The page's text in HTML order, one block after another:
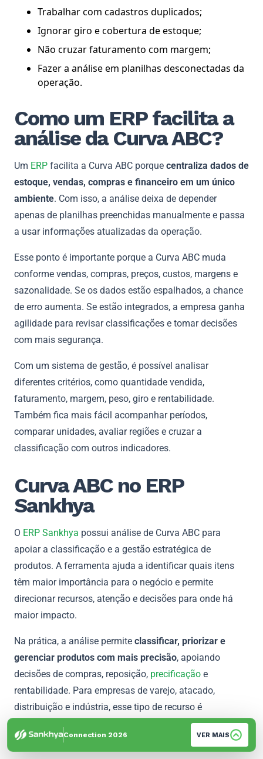
Trabalhar com cadastros duplicados;
Ignorar giro e cobertura de estoque;
Não cruzar faturamento com margem;
Fazer a análise em planilhas desconectadas da
operação.
Como um ERP facilita a
análise da Curva ABC?
Um ERP facilita a Curva ABC porque centraliza dados de
estoque, vendas, compras e financeiro em um único
ambiente. Com isso, a análise deixa de depender
apenas de planilhas preenchidas manualmente e passa
a usar informações atualizadas da operação.
Esse ponto é importante porque a Curva ABC muda
conforme vendas, compras, preços, custos, margens e
sazonalidade. Se os dados estão espalhados, a chance
de erro aumenta. Se estão integrados, a empresa ganha
agilidade para revisar classificações e tomar decisões
com mais segurança.
Com um sistema de gestão, é possível analisar
diferentes critérios, como quantidade vendida,
faturamento, margem, peso, giro e rentabilidade.
Também fica mais fácil acompanhar períodos,
comparar unidades, avaliar regiões e cruzar a
classificação com outros indicadores.
Curva ABC no ERP
Sankhya
O ERP Sankhya possui análise de Curva ABC para
apoiar a classificação e a gestão estratégica de
produtos. A ferramenta ajuda a identificar quais itens
têm maior importância para o negócio e permite
direcionar recursos, atenção e decisões para onde há
maior impacto.
Na prática, a análise permite classificar, priorizar e
gerenciar produtos com mais precisão, apoiando
decisões de compras, reposição, precificação e
rentabilidade. Para empresas de varejo, atacado,
distribuição e indústria, esse tipo de recurso é
especialmente relevante porque conecta a Curva ABC
aos dados reais da operação.
Connection 2026 VER MAIS